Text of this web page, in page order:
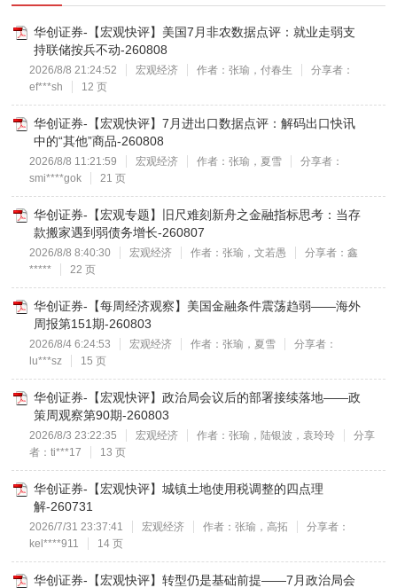
华创证券-【宏观快评】美国7月非农数据点评：就业走弱支
持联储按兵不动-260808
2026/8/8 21:24:52 宏观经济 作者：张瑜，付春生
分享者：
ef***sh
12 页
华创证券-【宏观快评】7月进出口数据点评：解码出口快讯
中的“其他”商品-260808
2026/8/8 11:21:59 宏观经济 作者：张瑜，夏雪
分享者：
smi****gok
21 页
华创证券-【宏观专题】旧尺难刻新舟之金融指标思考：当存
款搬家遇到弱债务增长-260807
2026/8/8 8:40:30 宏观经济 作者：张瑜，文若愚
分享者：鑫
*****
22 页
华创证券-【每周经济观察】美国金融条件震荡趋弱——海外
周报第151期-260803
2026/8/4 6:24:53 宏观经济 作者：张瑜，夏雪
分享者：
lu***sz
15 页
华创证券-【宏观快评】政治局会议后的部署接续落地——政
策周观察第90期-260803
2026/8/3 23:22:35 宏观经济 作者：张瑜，陆银波，袁玲玲
分享
者：ti***17
13 页
华创证券-【宏观快评】城镇土地使用税调整的四点理
解-260731
2026/7/31 23:37:41 宏观经济 作者：张瑜，高拓
分享者：
kel****911
14 页
华创证券-【宏观快评】转型仍是基础前提——7月政治局会